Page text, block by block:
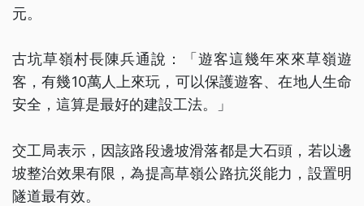
元。
古坑草嶺村長陳兵通說：「遊客這幾年來來草嶺遊
客，有幾10萬人上來玩，可以保護遊客、在地人生命
安全，這算是最好的建設工法。」
交工局表示，因該路段邊坡滑落都是大石頭，若以邊
坡整治效果有限，為提高草嶺公路抗災能力，設置明
隧道最有效。